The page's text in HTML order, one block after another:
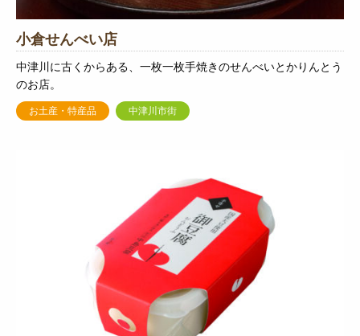
小倉せんべい店
中津川に古くからある、一枚一枚手焼きのせんべいとかりんとう
のお店。
お土産・特産品 中津川市街